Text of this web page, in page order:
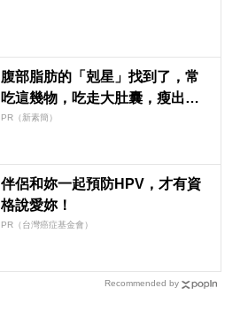
腹部脂肪的「剋星」找到了，常
吃這幾物，吃走大肚囊，瘦出小
蠻腰
PR（新素簡）
伴侶和妳一起預防HPV，才有資
格說愛妳！
PR（台灣癌症基金會）
Recommended by